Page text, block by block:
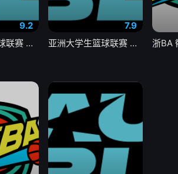
9.2
亚洲大学生篮球联赛 香港中文大学VS延世大学20260803
7.9
亚洲大学生篮球联赛 政治大学VS上海交通大学20260803